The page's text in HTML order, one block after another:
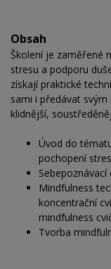
Obsah
Školení je zaměřené
stresu a podporu
získají praktické
sami i předávat
klidnější,
Úvod do
pochopení
Sebepoznávací
Mindfulness
koncentrační
mindfulness
Tvorba